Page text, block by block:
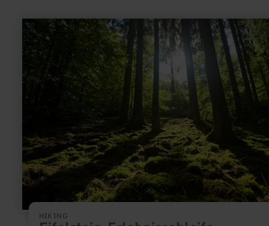
HIKING
learn
more
about:
Eifelsteig-
Erlebnisschleife
Meulenwaldroute